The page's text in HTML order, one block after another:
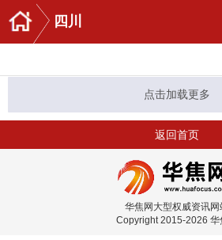
四川
点击加载更多
返回首页
华焦网大型权威资讯网
Copyright 2015-2026 华